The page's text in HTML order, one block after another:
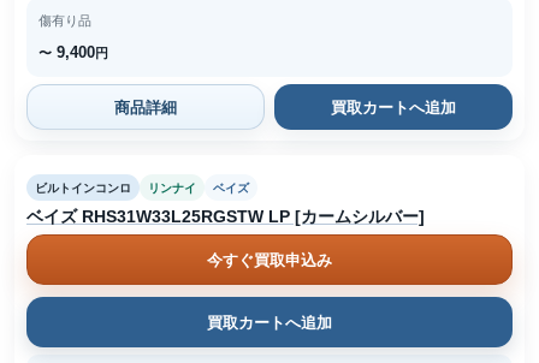
傷有り品
〜 9,400円
商品詳細 買取カートへ追加
ビルトインコンロ リンナイ ベイズ
ベイズ RHS31W33L25RGSTW LP [カームシルバー]
今すぐ買取申込み
買取カートへ追加